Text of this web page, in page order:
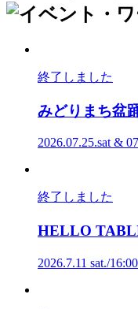
終了しました
みどりまち盆
2026.07.25.sat &
終了しました
HELLO
2026.7.11 sat./